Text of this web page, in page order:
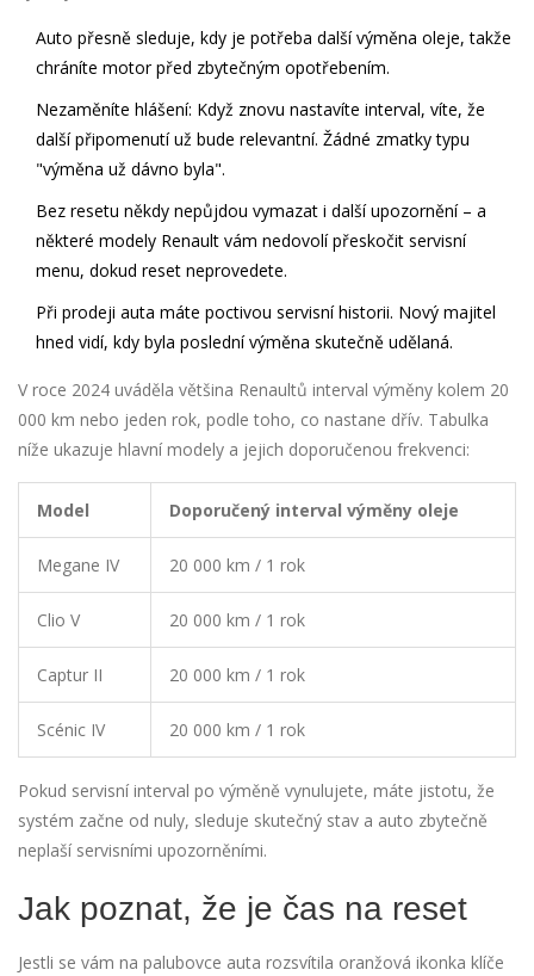
Auto přesně sleduje, kdy je potřeba další výměna oleje, takže
chráníte motor před zbytečným opotřebením.
Nezaměníte hlášení: Když znovu nastavíte interval, víte, že
další připomenutí už bude relevantní. Žádné zmatky typu
"výměna už dávno byla".
Bez resetu někdy nepůjdou vymazat i další upozornění – a
některé modely Renault vám nedovolí přeskočit servisní
menu, dokud reset neprovedete.
Při prodeji auta máte poctivou servisní historii. Nový majitel
hned vidí, kdy byla poslední výměna skutečně udělaná.
V roce 2024 uváděla většina Renaultů interval výměny kolem 20
000 km nebo jeden rok, podle toho, co nastane dřív. Tabulka
níže ukazuje hlavní modely a jejich doporučenou frekvenci:
Model Doporučený interval výměny oleje
Megane IV 20 000 km / 1 rok
Clio V 20 000 km / 1 rok
Captur II 20 000 km / 1 rok
Scénic IV 20 000 km / 1 rok
Pokud servisní interval po výměně vynulujete, máte jistotu, že
systém začne od nuly, sleduje skutečný stav a auto zbytečně
neplaší servisními upozorněními.
Jak poznat, že je čas na reset
Jestli se vám na palubovce auta rozsvítila oranžová ikonka klíče